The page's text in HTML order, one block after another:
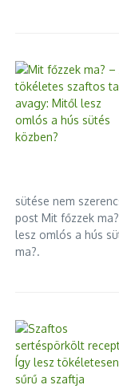
Előző
A Mona Lisa
sütése nem
post Mit főzzek
lesz omlós a hús
ma?.